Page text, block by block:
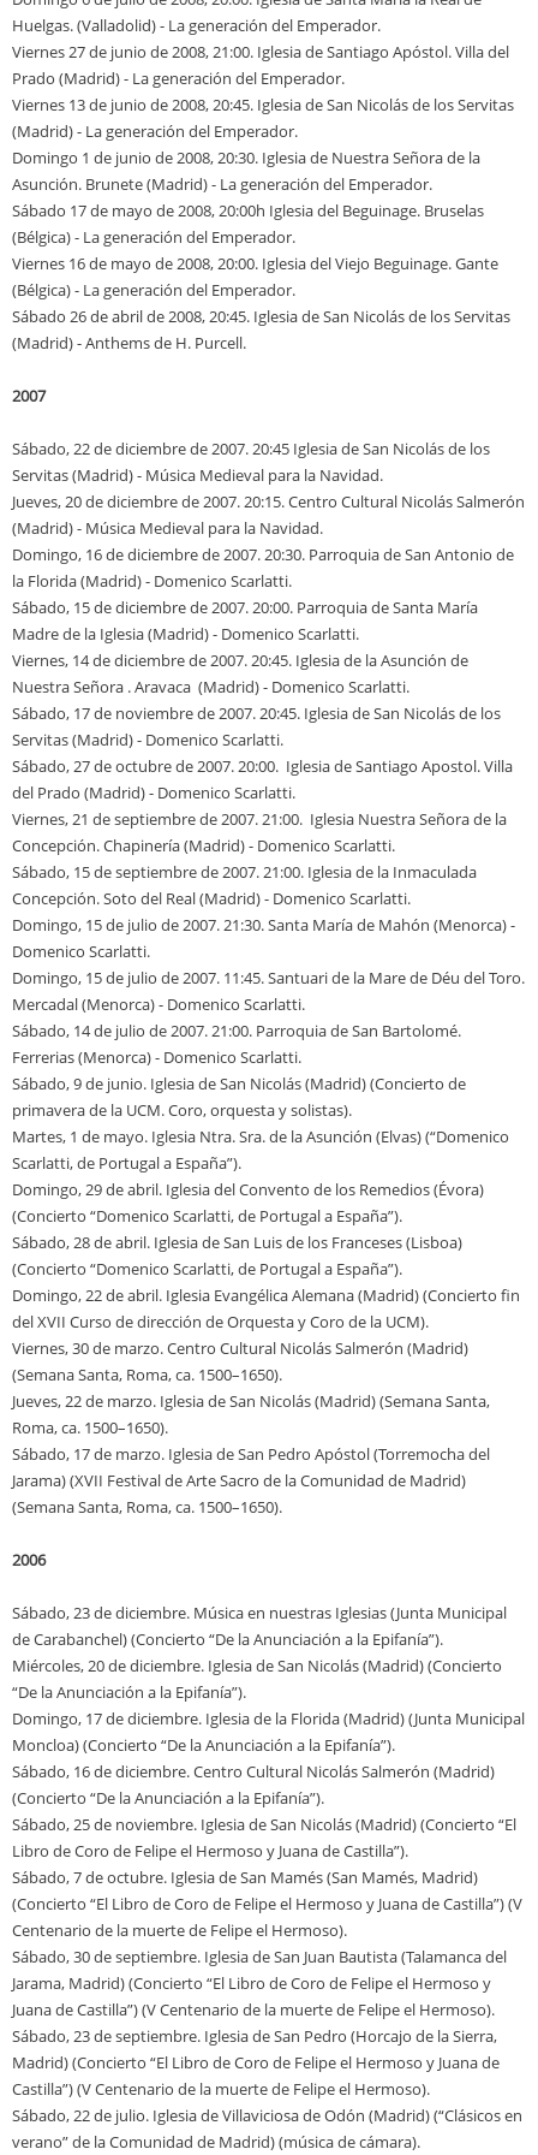
Huelgas. (Valladolid) - La generación del Emperador.
Viernes 27 de junio de 2008, 21:00. Iglesia de Santiago Apóstol. Villa del
Prado (Madrid) - La generación del Emperador.
Viernes 13 de junio de 2008, 20:45. Iglesia de San Nicolás de los Servitas
(Madrid) - La generación del Emperador.
Domingo 1 de junio de 2008, 20:30. Iglesia de Nuestra Señora de la
Asunción. Brunete (Madrid) - La generación del Emperador.
Sábado 17 de mayo de 2008, 20:00h Iglesia del Beguinage. Bruselas
(Bélgica) - La generación del Emperador.
Viernes 16 de mayo de 2008, 20:00. Iglesia del Viejo Beguinage. Gante
(Bélgica) - La generación del Emperador.
Sábado 26 de abril de 2008, 20:45. Iglesia de San Nicolás de los Servitas
(Madrid) - Anthems de H. Purcell.
2007
Sábado, 22 de diciembre de 2007. 20:45 Iglesia de San Nicolás de los
Servitas (Madrid) - Música Medieval para la Navidad.
Jueves, 20 de diciembre de 2007. 20:15. Centro Cultural Nicolás Salmerón
(Madrid) - Música Medieval para la Navidad.
Domingo, 16 de diciembre de 2007. 20:30. Parroquia de San Antonio de
la Florida (Madrid) - Domenico Scarlatti.
Sábado, 15 de diciembre de 2007. 20:00. Parroquia de Santa María
Madre de la Iglesia (Madrid) - Domenico Scarlatti.
Viernes, 14 de diciembre de 2007. 20:45. Iglesia de la Asunción de
Nuestra Señora . Aravaca (Madrid) - Domenico Scarlatti.
Sábado, 17 de noviembre de 2007. 20:45. Iglesia de San Nicolás de los
Servitas (Madrid) - Domenico Scarlatti.
Sábado, 27 de octubre de 2007. 20:00. Iglesia de Santiago Apostol. Villa
del Prado (Madrid) - Domenico Scarlatti.
Viernes, 21 de septiembre de 2007. 21:00. Iglesia Nuestra Señora de la
Concepción. Chapinería (Madrid) - Domenico Scarlatti.
Sábado, 15 de septiembre de 2007. 21:00. Iglesia de la Inmaculada
Concepción. Soto del Real (Madrid) - Domenico Scarlatti.
Domingo, 15 de julio de 2007. 21:30. Santa María de Mahón (Menorca) -
Domenico Scarlatti.
Domingo, 15 de julio de 2007. 11:45. Santuari de la Mare de Déu del Toro.
Mercadal (Menorca) - Domenico Scarlatti.
Sábado, 14 de julio de 2007. 21:00. Parroquia de San Bartolomé.
Ferrerias (Menorca) - Domenico Scarlatti.
Sábado, 9 de junio. Iglesia de San Nicolás (Madrid) (Concierto de
primavera de la UCM. Coro, orquesta y solistas).
Martes, 1 de mayo. Iglesia Ntra. Sra. de la Asunción (Elvas) (“Domenico
Scarlatti, de Portugal a España”).
Domingo, 29 de abril. Iglesia del Convento de los Remedios (Évora)
(Concierto “Domenico Scarlatti, de Portugal a España”).
Sábado, 28 de abril. Iglesia de San Luis de los Franceses (Lisboa)
(Concierto “Domenico Scarlatti, de Portugal a España”).
Domingo, 22 de abril. Iglesia Evangélica Alemana (Madrid) (Concierto fin
del XVII Curso de dirección de Orquesta y Coro de la UCM).
Viernes, 30 de marzo. Centro Cultural Nicolás Salmerón (Madrid)
(Semana Santa, Roma, ca. 1500–1650).
Jueves, 22 de marzo. Iglesia de San Nicolás (Madrid) (Semana Santa,
Roma, ca. 1500–1650).
Sábado, 17 de marzo. Iglesia de San Pedro Apóstol (Torremocha del
Jarama) (XVII Festival de Arte Sacro de la Comunidad de Madrid)
(Semana Santa, Roma, ca. 1500–1650).
2006
Sábado, 23 de diciembre. Música en nuestras Iglesias (Junta Municipal
de Carabanchel) (Concierto “De la Anunciación a la Epifanía”).
Miércoles, 20 de diciembre. Iglesia de San Nicolás (Madrid) (Concierto
“De la Anunciación a la Epifanía”).
Domingo, 17 de diciembre. Iglesia de la Florida (Madrid) (Junta Municipal
Moncloa) (Concierto “De la Anunciación a la Epifanía”).
Sábado, 16 de diciembre. Centro Cultural Nicolás Salmerón (Madrid)
(Concierto “De la Anunciación a la Epifanía”).
Sábado, 25 de noviembre. Iglesia de San Nicolás (Madrid) (Concierto “El
Libro de Coro de Felipe el Hermoso y Juana de Castilla”).
Sábado, 7 de octubre. Iglesia de San Mamés (San Mamés, Madrid)
(Concierto “El Libro de Coro de Felipe el Hermoso y Juana de Castilla”) (V
Centenario de la muerte de Felipe el Hermoso).
Sábado, 30 de septiembre. Iglesia de San Juan Bautista (Talamanca del
Jarama, Madrid) (Concierto “El Libro de Coro de Felipe el Hermoso y
Juana de Castilla”) (V Centenario de la muerte de Felipe el Hermoso).
Sábado, 23 de septiembre. Iglesia de San Pedro (Horcajo de la Sierra,
Madrid) (Concierto “El Libro de Coro de Felipe el Hermoso y Juana de
Castilla”) (V Centenario de la muerte de Felipe el Hermoso).
Sábado, 22 de julio. Iglesia de Villaviciosa de Odón (Madrid) (“Clásicos en
verano” de la Comunidad de Madrid) (música de cámara).